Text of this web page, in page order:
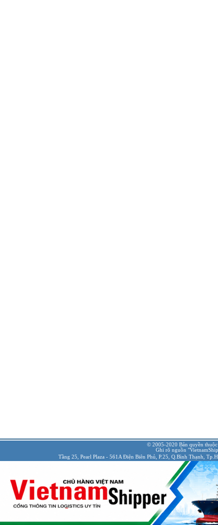
© 2005-2020 Bản quyền
Ghi rõ nguồn
Tầng 25, Pearl Plaza - 561A Điện Biên Phủ, P.25, Q.Bình Thạnh,